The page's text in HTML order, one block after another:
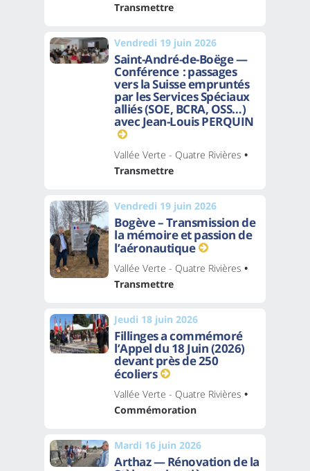
Transmettre
Vendredi 19 juin 2026
Saint-André-de-Boëge —
Conférence : passages
vers la Suisse empruntés
par les Services Spéciaux
alliés (SOE, BCRA, OSS…)
avec Jean-Louis PERQUIN
Vallée Verte - Quatre Rivières •
Transmettre
Vendredi 19 juin 2026
Bogève – Transmission de
la mémoire et passion de
l’aéronautique
Vallée Verte - Quatre Rivières •
Transmettre
Jeudi 18 juin 2026
Fillinges a commémoré
l’Appel du 18 Juin (2026)
devant près de 250
écoliers
Vallée Verte - Quatre Rivières •
Commémoration
Mardi 16 juin 2026
Arthaz — Rénovation de la